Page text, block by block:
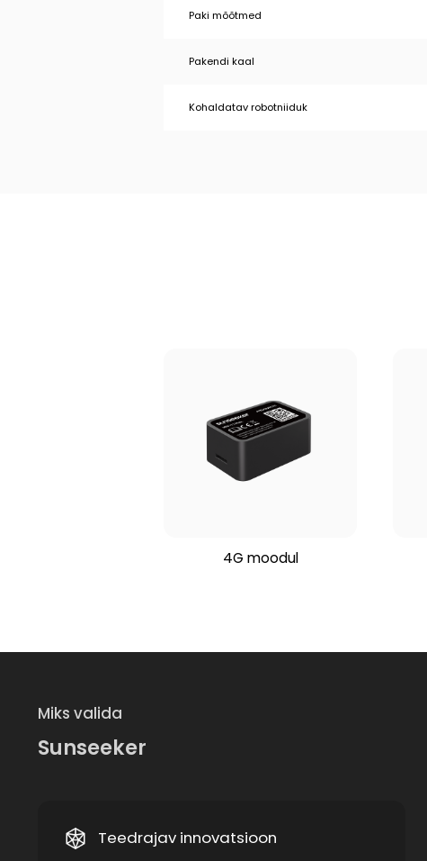
Paki mõõtmed
Pakendi kaal
Kohaldatav robotniiduk
4G moodul
Miks valida
Sunseeker
Teedrajav innovatsioon